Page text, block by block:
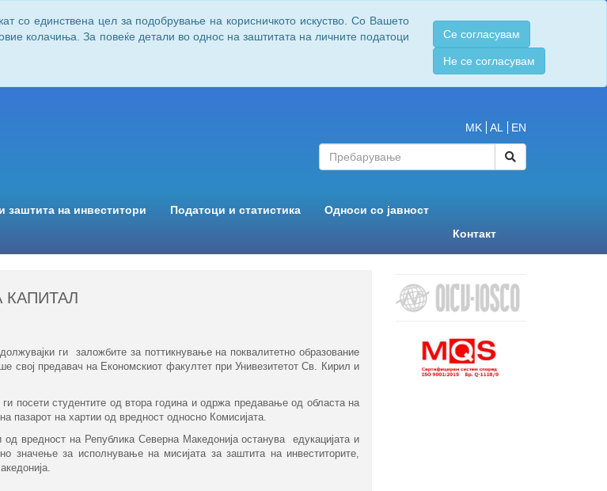
со единствена цел за подобрување на корисничкото искуство. Со Вашето
колачиња. За повеќе детали во однос на заштитата на личните податоци
Се согласувам
Не се согласувам
MK AL EN
заштита на инвеститори Податоци и статистика
Односи со јавност
Контакт
КАПИТАЛ
ги заложбите за поттикнување на поквалитетно образование
предавач на Економскиот факултет при Унивезитетот Св. Кирил и
посети студентите од втора година и одржа предавање од областа на
пазарот на хартии од вредност односно Комисијата.
вредност на Република Северна Македонија останува едукацијата и
значење за исполнување на мисијата за заштита на инвеститорите,